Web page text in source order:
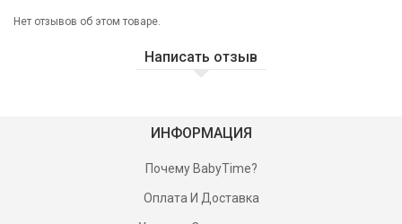
Нет отзывов об этом товаре.
Написать отзыв
ИНФОРМАЦИЯ
Почему BabyTime?
Оплата И Доставка